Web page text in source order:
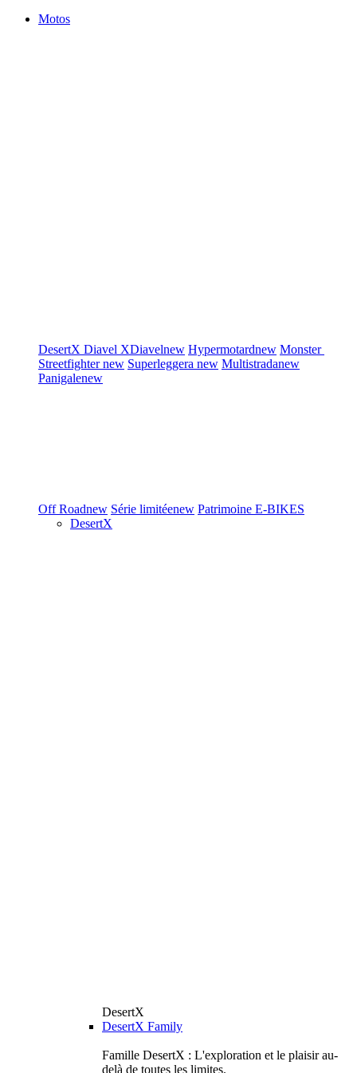
Motos
DesertX Diavel XDiavelnew Hypermotardnew Monster
Streetfighternew Superleggera new Multistradanew
Panigalenew
Off Roadnew Série limitéenew Patrimoine E-BIKES
DesertX
DesertX
DesertX Family
Famille DesertX : L'exploration et le plaisir au-
delà de toutes les limites.